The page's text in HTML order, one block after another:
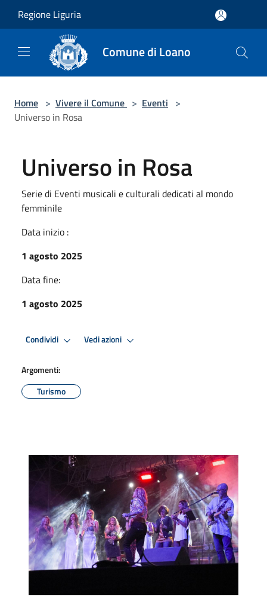
Regione Liguria
Comune di Loano
Home > Vivere il Comune > Eventi >
Universo in Rosa
Universo in Rosa
Serie di Eventi musicali e culturali dedicati al mondo
femminile
Data inizio :
1 agosto 2025
Data fine:
1 agosto 2025
Condividi Vedi azioni
Argomenti:
Turismo